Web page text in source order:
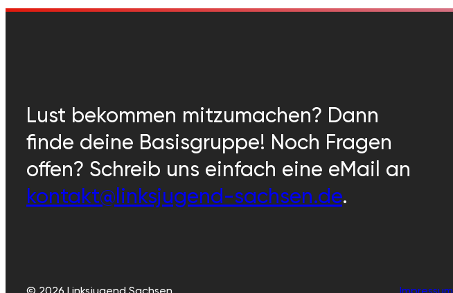
Lust bekommen mitzumachen? Dann
finde deine Basisgruppe! Noch Fragen
offen? Schreib uns einfach eine eMail an
kontakt@linksjugend-sachsen.de.